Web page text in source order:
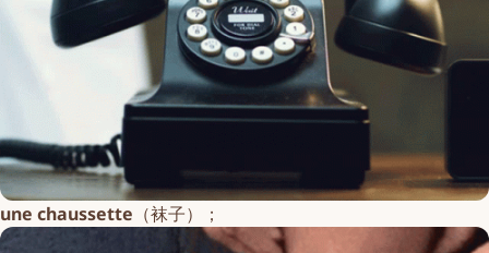
une chaussette （袜子）；